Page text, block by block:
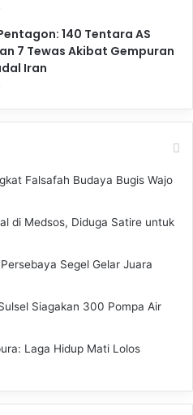
140 Tentara AS
7 Tewas Akibat Gempuran
Iran
Falsafah Budaya Bugis Wajo
di Medsos, Diduga Satire untuk
Segel Gelar Juara
Siagakan 300 Pompa Air
Laga Hidup Mati Lolos